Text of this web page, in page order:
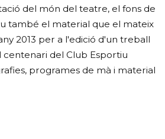
del món del teatre, el fons de
també el material que el mateix
2013 per a l'edició d'un treball
del Club Esportiu
programes de mà i material